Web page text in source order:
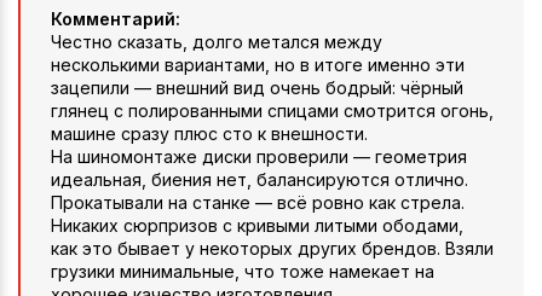
Комментарий:
Честно сказать, долго метался между
несколькими вариантами, но в итоге именно эти
зацепили — внешний вид очень бодрый: чёрный
глянец с полированными спицами смотрится огонь,
машине сразу плюс сто к внешности.
На шиномонтаже диски проверили — геометрия
идеальная, биения нет, балансируются отлично.
Прокатывали на станке — всё ровно как стрела.
Никаких сюрпризов с кривыми литыми ободами,
как это бывает у некоторых других брендов. Взяли
грузики минимальные, что тоже намекает на